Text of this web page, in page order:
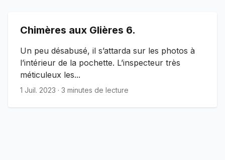
Chimères aux Glières 6.
Un peu désabusé, il s’attarda sur les photos à
l’intérieur de la pochette. L’inspecteur très
méticuleux les...
1 Juil. 2023 · 3 minutes de lecture